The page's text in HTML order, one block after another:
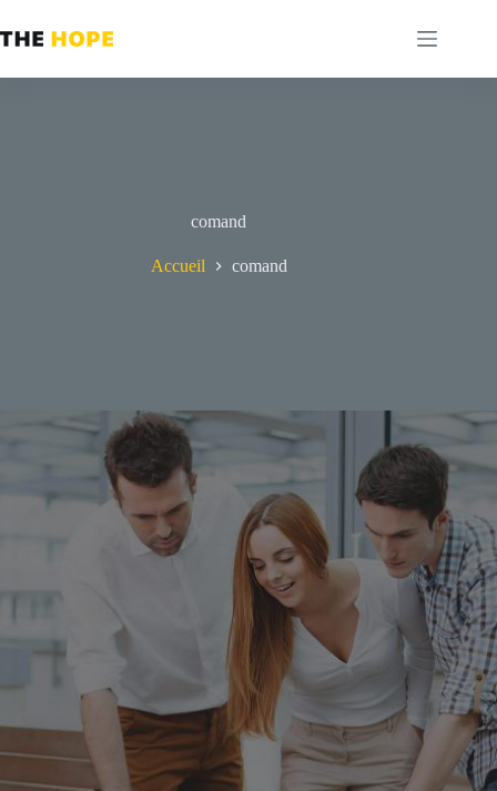
au
contenu
comand
Accueil comand